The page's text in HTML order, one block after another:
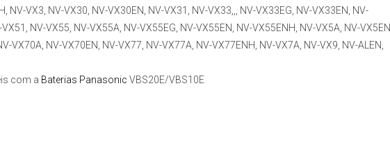
NV-VX3, NV-VX30, NV-VX30EN, NV-VX31, NV-VX33,,, NV-VX33EG, NV-VX33EN, NV-
NV-VX55, NV-VX55A, NV-VX55EG, NV-VX55EN, NV-VX55ENH, NV-VX5A, NV-VX5EN,
VX70A, NV-VX70EN, NV-VX77, NV-VX77A, NV-VX77ENH, NV-VX7A, NV-VX9, NV-ALEN,
com a Baterias Panasonic VBS20E/VBS10E